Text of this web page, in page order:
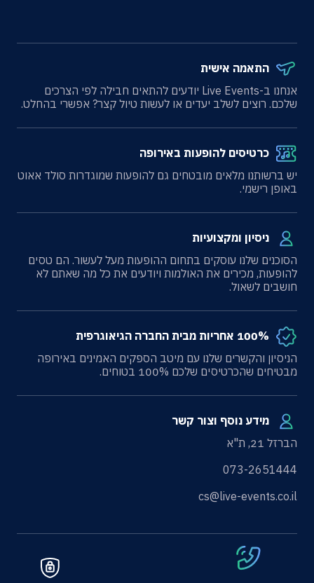
התאמה אישית
אנחנו ב-Live Events יודעים להתאים חבילה לפי הצרכים
שלכם. רוצים לשלב יעדים או לעשות טיול קצר? אפשרי בהחלט.
כרטיסים להופעות באירופה
יש ברשותנו מלאים מובטחים גם להופעות שמוגדרות סולד אאוט
באופן רישמי.
ניסיון ומקצועיות
הסוכנים שלנו עוסקים בתחום ההופעות מעל לעשור. הם טסים
להופעות, מכירים את האולמות ויודעים את כל מה שאתם לא
חושבים לשאול.
100% אחריות מבית החברה הגיאוגרפית
הניסיון והקשרים שלנו עם מיטב הספקים האמינים באירופה
מבטיחים שהכרטיסים שלכם 100% בטוחים.
מידע נוסף וצור קשר
הברזל 21, ת"א
073-2651444
cs@live-events.co.il